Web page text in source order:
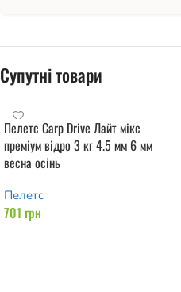
Супутні товари
Пелетс Carp Drive Лайт мікс
преміум відро 3 кг 4.5 мм 6 мм
весна осінь
Пелетс
701 грн